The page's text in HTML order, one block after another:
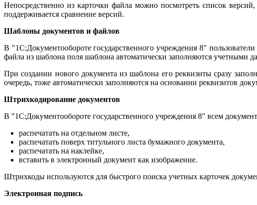
Непосредственно из карточки файла можно посмотреть список
поддерживается сравнение версий.
Шаблоны документов и файлов
В "1С:Документообороте государственного учреждения 8"
файла из шаблона поля шаблона автоматически заполняются учетными
При создании нового документа из шаблона его реквизиты сразу
очередь, тоже автоматически заполняются на основании реквизитов
Штрихкодирование документов
В "1С:Документообороте государственного учреждения 8" всем
распечатать на отдельном листе,
распечатать поверх титульного листа бумажного документа,
распечатать на наклейке,
вставить в электронный документ как изображение.
Штрихкоды используются для быстрого поиска учетных карточек
Электронная подпись